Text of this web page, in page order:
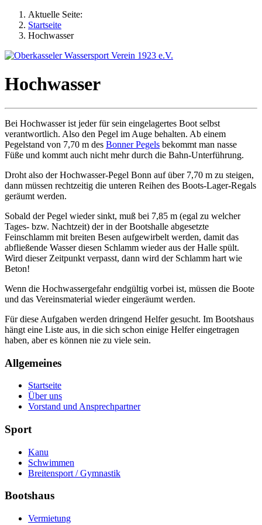
Aktuelle Seite:
Startseite
Hochwasser
Hochwasser
Bei Hochwasser ist jeder für sein eingelagertes Boot selbst
verantwortlich. Also den Pegel im Auge behalten. Ab einem
Pegelstand von 7,70 m des Bonner Pegels bekommt man nasse
Füße und kommt auch nicht mehr durch die Bahn-Unterführung.
Droht also der Hochwasser-Pegel Bonn auf über 7,70 m zu steigen,
dann müssen rechtzeitig die unteren Reihen des Boots-Lager-Regals
geräumt werden.
Sobald der Pegel wieder sinkt, muß bei 7,85 m (egal zu welcher
Tages- bzw. Nachtzeit) der in der Bootshalle abgesetzte
Feinschlamm mit breiten Besen aufgewirbelt werden, damit das
abfließende Wasser diesen Schlamm wieder aus der Halle spült.
Wird dieser Zeitpunkt verpasst, dann wird der Schlamm hart wie
Beton!
Wenn die Hochwassergefahr endgültig vorbei ist, müssen die Boote
und das Vereinsmaterial wieder eingeräumt werden.
Für diese Aufgaben werden dringend Helfer gesucht. Im Bootshaus
hängt eine Liste aus, in die sich schon einige Helfer eingetragen
haben, aber es können nie zu viele sein.
Allgemeines
Startseite
Über uns
Vorstand und Ansprechpartner
Sport
Kanu
Schwimmen
Breitensport / Gymnastik
Bootshaus
Vermietung